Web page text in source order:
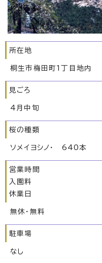
所在地
桐生市梅田町1丁目地内
見ごろ
4月中旬
桜の種類
ソメイヨシノ・ 640本
営業時間
入園料
休業日
無休・無料
駐車場
なし